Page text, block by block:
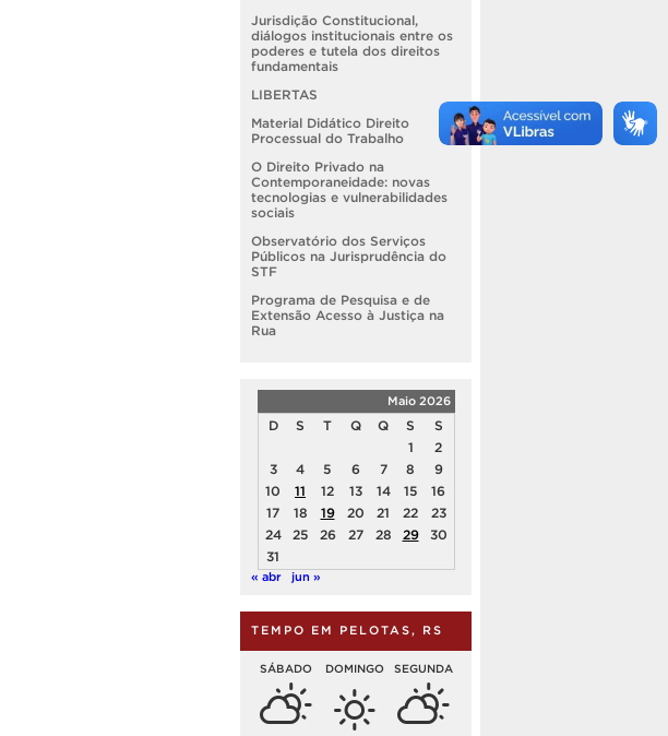
Jurisdição Constitucional,
diálogos institucionais entre os
poderes e tutela dos direitos
fundamentais
LIBERTAS
Material Didático Direito
Processual do Trabalho
O Direito Privado na
Contemporaneidade: novas
tecnologias e vulnerabilidades
sociais
Observatório dos Serviços
Públicos na Jurisprudência do
STF
Programa de Pesquisa e de
Extensão Acesso à Justiça na
Rua
Maio 2026
D S T Q Q S
S
1
2
3
4 5 6 7 8
9
10
11 12 13 14 15
16
17
18 19 20 21 22
23
24
25 26 27 28 29
30
31
« abr jun »
TEMPO EM PELOTAS, RS
SÁBADO DOMINGO SEGUNDA